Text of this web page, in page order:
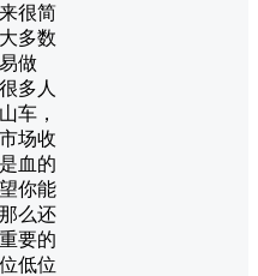
很简
多数
做
多人
车，
场收
血的
你能
么还
要的
低位